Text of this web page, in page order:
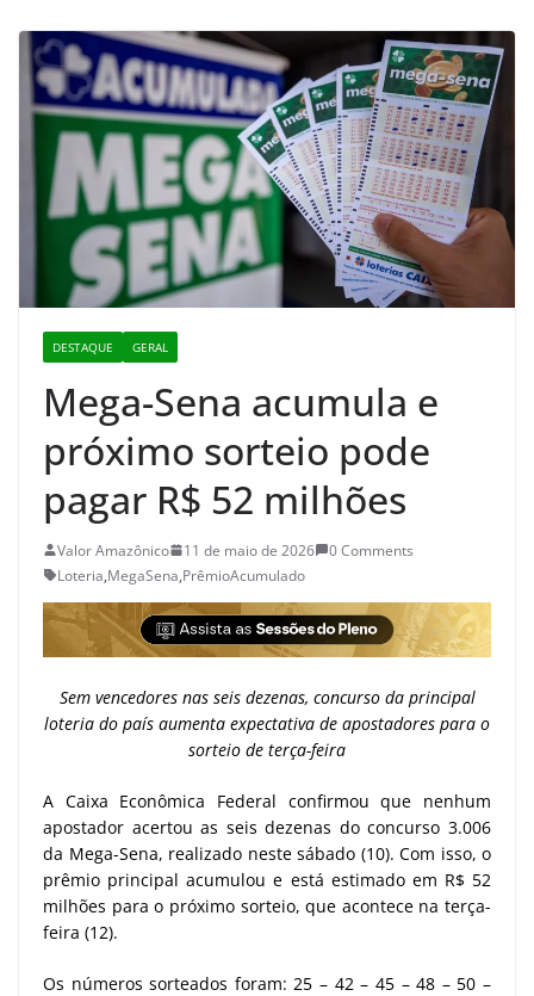
DESTAQUE GERAL
Mega-Sena acumula e
próximo sorteio pode
pagar R$ 52 milhões
Valor Amazônico 11 de maio de 2026
0 Comments
Loteria,MegaSena,PrêmioAcumulado
Sem vencedores nas seis dezenas, concurso da principal
loteria do país aumenta expectativa de apostadores para o
sorteio de terça-feira
A Caixa Econômica Federal confirmou que nenhum
apostador acertou as seis dezenas do concurso 3.006
da Mega-Sena, realizado neste sábado (10). Com isso, o
prêmio principal acumulou e está estimado em R$ 52
milhões para o próximo sorteio, que acontece na terça-
feira (12).
Os números sorteados foram: 25 – 42 – 45 – 48 – 50 –